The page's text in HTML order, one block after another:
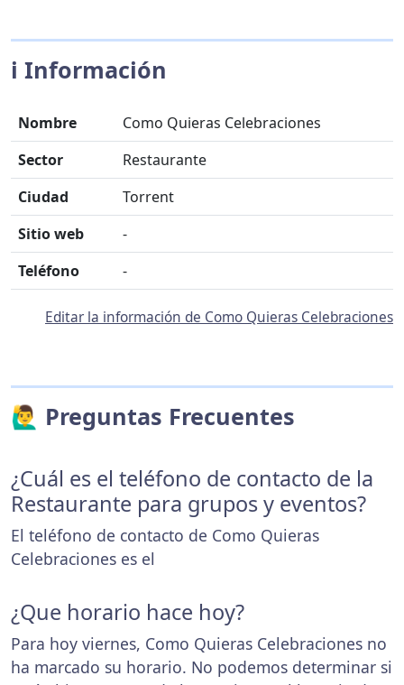
ℹ️ Información
Nombre
Como Quieras Celebraciones
Sector
Restaurante
Ciudad
Torrent
Sitio web
-
Teléfono
-
Editar la información de Como Quieras Celebraciones
🙋‍♂️ Preguntas Frecuentes
¿Cuál es el teléfono de contacto de la
Restaurante para grupos y eventos?
El teléfono de contacto de Como Quieras
Celebraciones es el
¿Que horario hace hoy?
Para hoy viernes, Como Quieras Celebraciones no
ha marcado su horario. No podemos determinar si